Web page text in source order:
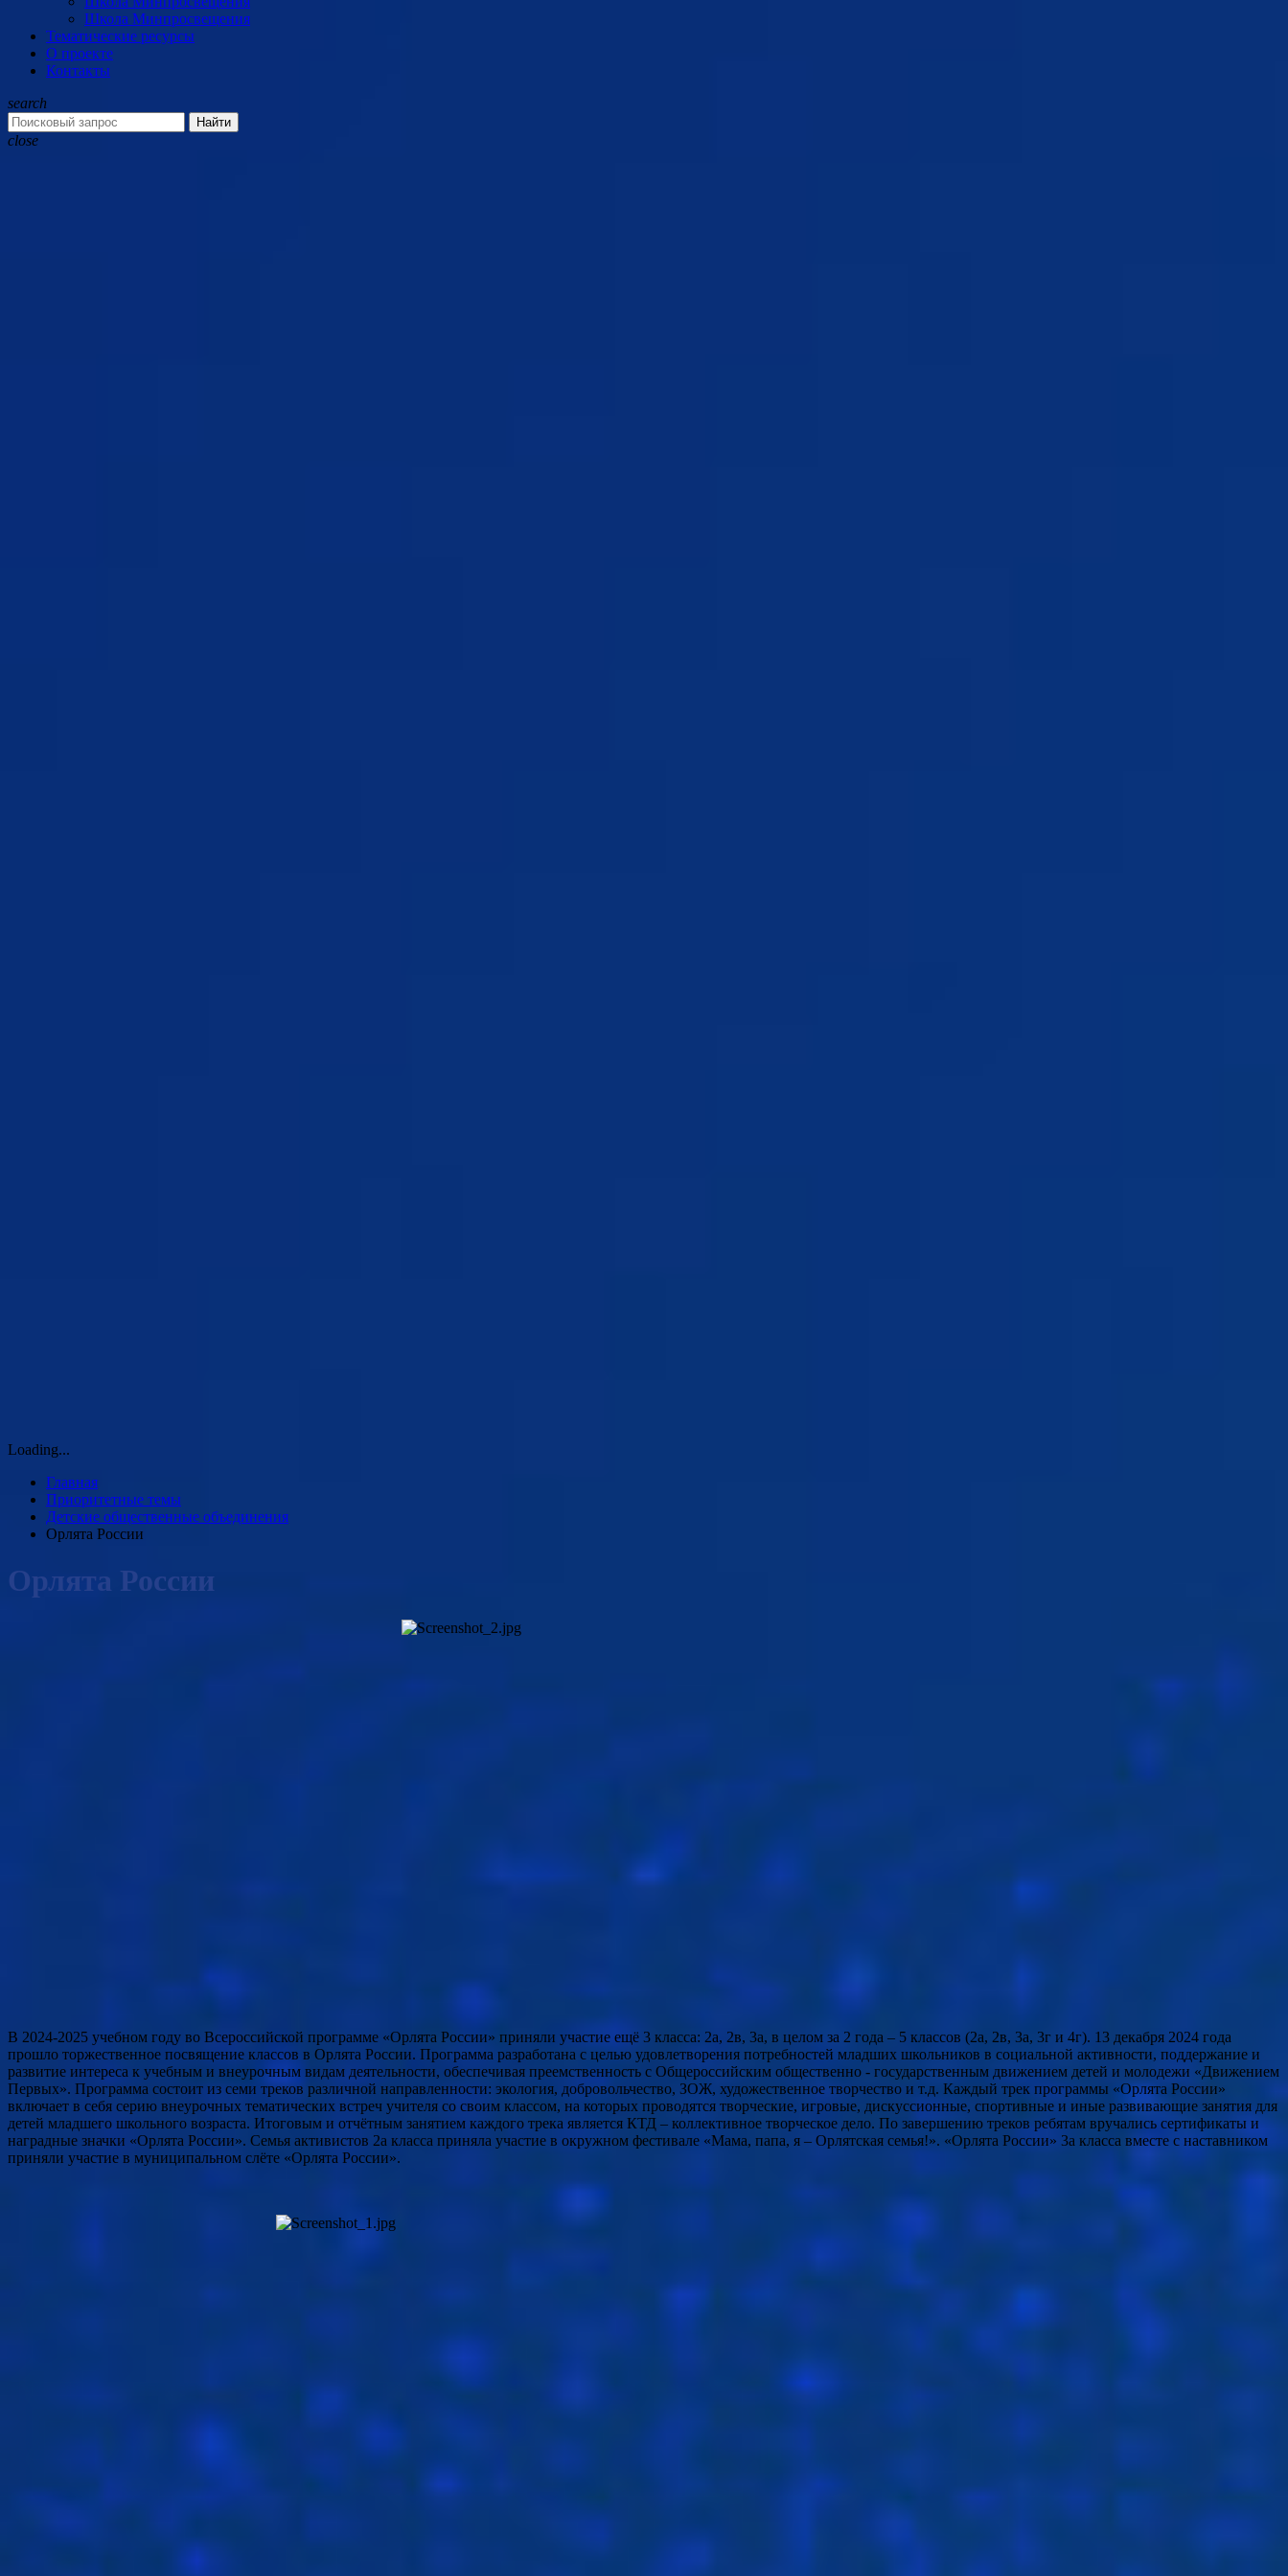
Школа Минпросвещения
Тематические ресурсы
О проекте
Контакты
search
Найти
close
Loading...
Главная
Приоритетные темы
Детские общественные объединения
Орлята России
Орлята России
В 2024-2025 учебном году во Всероссийской программе «Орлята России» приняли участие ещё 3 класса: 2а, 2в, 3а, в целом за 2 года – 5 классов (2а, 2в, 3а, 3г и 4г). 13 декабря 2024 года
прошло торжественное посвящение классов в Орлята России. Программа разработана с целью удовлетворения потребностей младших школьников в социальной активности, поддержание и
развитие интереса к учебным и внеурочным видам деятельности, обеспечивая преемственность с Общероссийским общественно - государственным движением детей и молодежи «Движением
Первых». Программа состоит из семи треков различной направленности: экология, добровольчество, ЗОЖ, художественное творчество и т.д. Каждый трек программы «Орлята России»
включает в себя серию внеурочных тематических встреч учителя со своим классом, на которых проводятся творческие, игровые, дискуссионные, спортивные и иные развивающие занятия для
детей младшего школьного возраста. Итоговым и отчётным занятием каждого трека является КТД – коллективное творческое дело. По завершению треков ребятам вручались сертификаты и
наградные значки «Орлята России». Семья активистов 2а класса приняла участие в окружном фестивале «Мама, папа, я – Орлятская семья!». «Орлята России» 3а класса вместе с наставником
приняли участие в муниципальном слёте «Орлята России».